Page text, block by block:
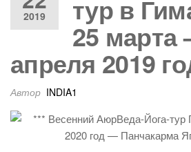
2019 тур в
25 марта
апреля 2019
Автор INDIA1